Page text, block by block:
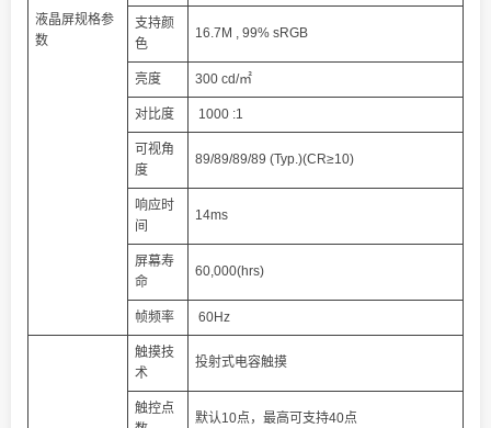
液晶屏规格参
数
支持颜
色
16.7M , 99% sRGB
亮度 300 cd/㎡
对比度 1000 :1
可视角
度
89/89/89/89 (Typ.)(CR≥10)
响应时
间
14ms
屏幕寿
命
60,000(hrs)
帧频率 60Hz
触摸技
术
投射式电容触摸
触控点
默认10点，最高可支持40点